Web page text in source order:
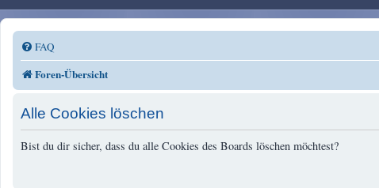
FAQ
Foren-Übersicht
Alle Cookies löschen
Bist du dir sicher, dass du alle Cookies des Boards löschen möchtest?